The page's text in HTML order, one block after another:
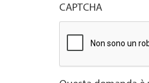
CAPTCHA